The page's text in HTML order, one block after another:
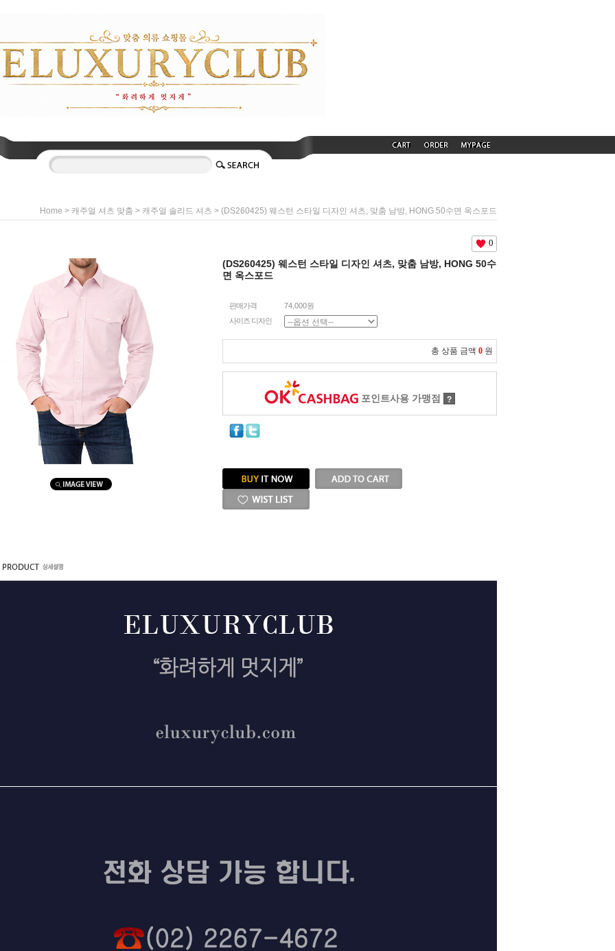
Home > 캐주얼 셔츠 맞춤 > 캐주얼 솔리드 셔츠 > (DS260425) 웨스턴 스타일 디자인 셔츠, 맞춤 남방, HONG 50수면 옥스포드
마우스를 올려보세요
0
(DS260425) 웨스턴 스타일 디자인 셔츠, 맞춤 남방, HONG 50수
면 옥스포드
판매가격
74,000원
사이즈 디자인
총 상품 금액 0 원
포인트사용 가맹점 ?